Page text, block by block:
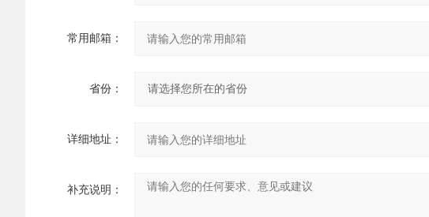
常用邮箱：
省份：
详细地址：
补充说明：